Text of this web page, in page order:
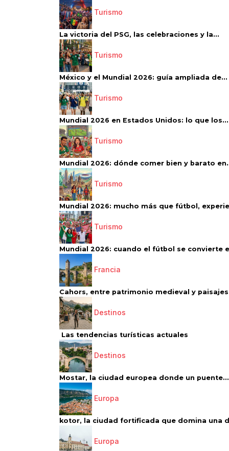
Turismo
La victoria del PSG, las celebraciones y la...
Turismo
México y el Mundial 2026: guía ampliada de...
Turismo
Mundial 2026 en Estados Unidos: lo que los...
Turismo
Mundial 2026: dónde comer bien y barato
Turismo
Mundial 2026: mucho más que fútbol,
Turismo
Mundial 2026: cuando el fútbol se convierte
Francia
Cahors, entre patrimonio medieval y paisajes
Destinos
Las tendencias turísticas actuales
Destinos
Mostar, la ciudad europea donde un puente...
Europa
kotor, la ciudad fortificada que domina una
Europa